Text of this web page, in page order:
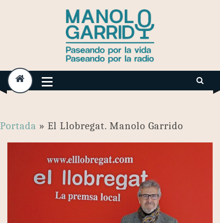
Portada » El Llobregat. Manolo Garrido